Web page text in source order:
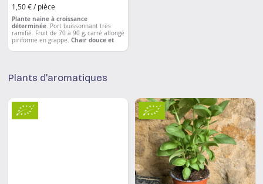
1,50 € / pièce
Plante naine à croissance
déterminée. Port buissonnant très
ramifié. Fruit de 70 à 90 g, carré allongé
piriforme en grappe. Chair douce et
Plants d'aromatiques